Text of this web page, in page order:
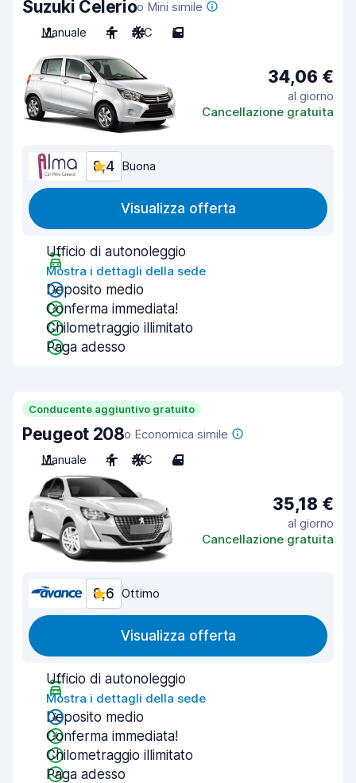
Suzuki Celerioo Mini simile
Manuale
4 A/C 5
34,06 €
al giorno
Cancellazione gratuita
8,4 Buona
Visualizza offerta
Ufficio di autonoleggio
Mostra i dettagli della sede
Deposito medio
Conferma immediata!
Chilometraggio illimitato
Paga adesso
Conducente aggiuntivo gratuito
Peugeot 208o Economica simile
Manuale
4 A/C 4
35,18 €
al giorno
Cancellazione gratuita
8,6 Ottimo
Visualizza offerta
Ufficio di autonoleggio
Mostra i dettagli della sede
Deposito medio
Conferma immediata!
Chilometraggio illimitato
Paga adesso